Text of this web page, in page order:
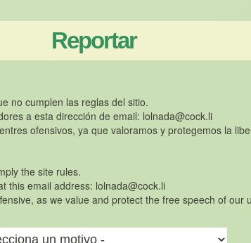
Reportar
no cumplen las reglas del sitio.
a esta dirección de email: lolnada@cock.li
ofensivos, ya que valoramos y protegemos la
the site rules.
this email address: lolnada@cock.li
as we value and protect the free speech of our